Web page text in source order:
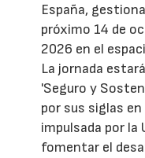
España,
próximo 14 de
2026 en el
La jornada
'Seguro y
por sus siglas
impulsada por la
fomentar el